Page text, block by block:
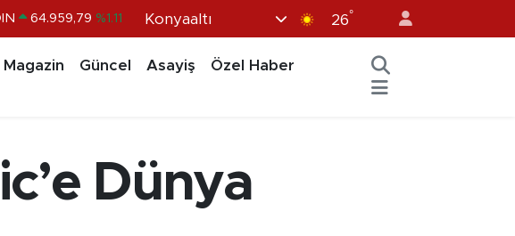
64.959,79 %1.11
13.779 %-14
Konyaaltı 26°
Magazin Güncel Asayiş
Özel Haber
Dünya